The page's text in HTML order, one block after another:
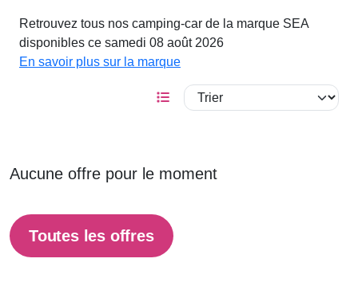
Retrouvez tous nos camping-car de la marque SEA
disponibles ce samedi 08 août 2026
En savoir plus sur la marque
Aucune offre pour le moment
Toutes les offres